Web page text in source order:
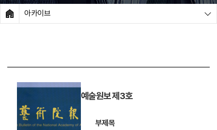
HOME
아카이브
예술원보 제3호
부제목